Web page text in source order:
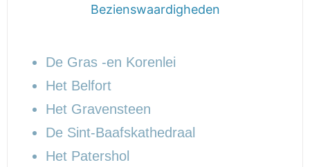
Bezienswaardigheden
De Gras -en Korenlei
Het Belfort
Het Gravensteen
De Sint-Baafskathedraal
Het Patershol